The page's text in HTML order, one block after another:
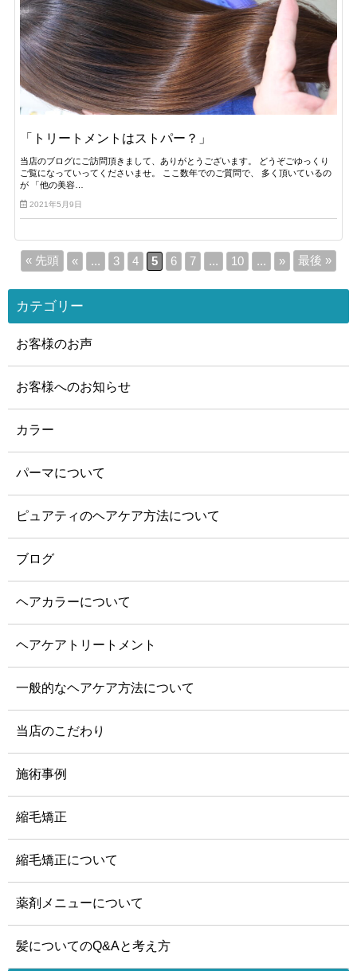
「トリートメントはストパー？」
当店のブログにご訪問頂きまして、ありがとうございます。 どうぞごゆっくり
ご覧になっていってくださいませ。 ここ数年でのご質問で、 多く頂いているの
が 「他の美容…
2021年5月9日
« 先頭 « ... 3 4 5 6 7 ... 10 ... » 最後 »
カテゴリー
お客様のお声
お客様へのお知らせ
カラー
パーマについて
ピュアティのヘアケア方法について
ブログ
ヘアカラーについて
ヘアケアトリートメント
一般的なヘアケア方法について
当店のこだわり
施術事例
縮毛矯正
縮毛矯正について
薬剤メニューについて
髪についてのQ&Aと考え方